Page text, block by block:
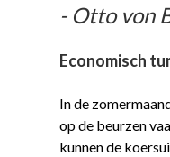
Otto von
Economisch
In de
op de beurzen
kunnen de